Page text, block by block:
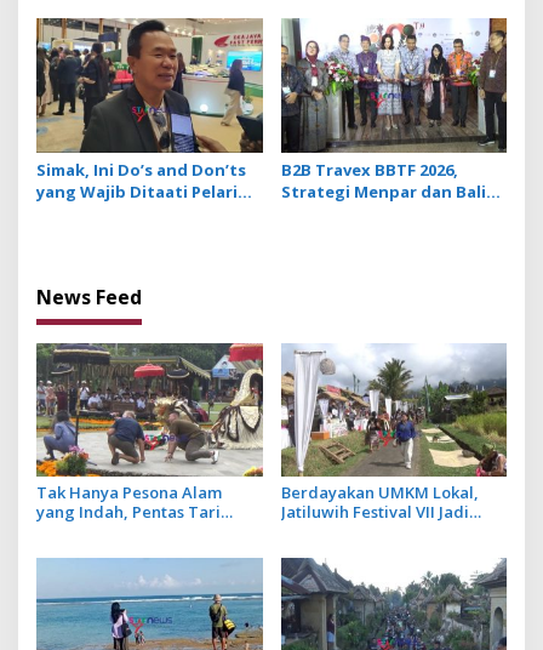
Karang
Tourism Lewat Penglipu
Run 2026
Simak, Ini Do’s and Don’ts
yang Wajib Ditaati Pelari
B2B Travex BBTF 2026,
Strategi Menpar dan Bali
News Feed
Tak Hanya Pesona Alam
yang Indah, Pentas Tari
Berdayakan UMKM Lokal,
Jatiluwih Festival VII Jadi